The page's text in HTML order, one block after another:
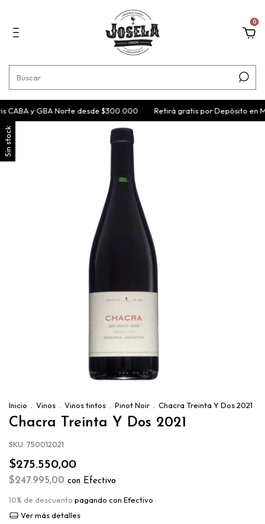
0
CABA y GBA Norte desde $300.000 Retirá gratis por Depósito en
Sin stock
Inicio Vinos Vinos tintos Pinot Noir Chacra Treinta Y Dos 2021
Chacra Treinta Y Dos 2021
SKU: 750012021
$275.550,00
$247.995,00 con Efectivo
10% de descuento pagando con Efectivo
Ver más detalles